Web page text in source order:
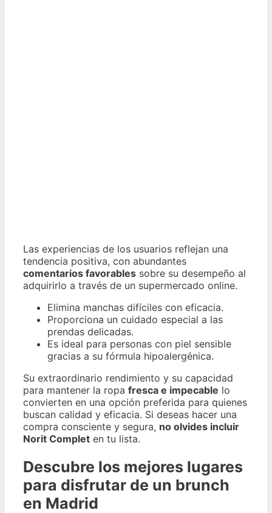
Las experiencias de los usuarios reflejan una
tendencia positiva, con abundantes
comentarios favorables sobre su desempeño al
adquirirlo a través de un supermercado online.
Elimina manchas difíciles con eficacia.
Proporciona un cuidado especial a las
prendas delicadas.
Es ideal para personas con piel sensible
gracias a su fórmula hipoalergénica.
Su extraordinario rendimiento y su capacidad
para mantener la ropa fresca e impecable lo
convierten en una opción preferida para quienes
buscan calidad y eficacia. Si deseas hacer una
compra consciente y segura, no olvides incluir
Norit Complet en tu lista.
Descubre los mejores lugares
para disfrutar de un brunch
en Madrid